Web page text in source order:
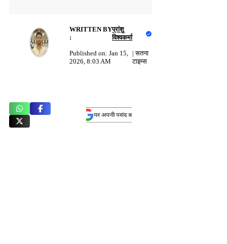
WRITTEN BY
:
प्रांशु
विश्वकर्मा
Published on: Jan 15,
2026, 8:03 AM
|सतना
टाइम्स